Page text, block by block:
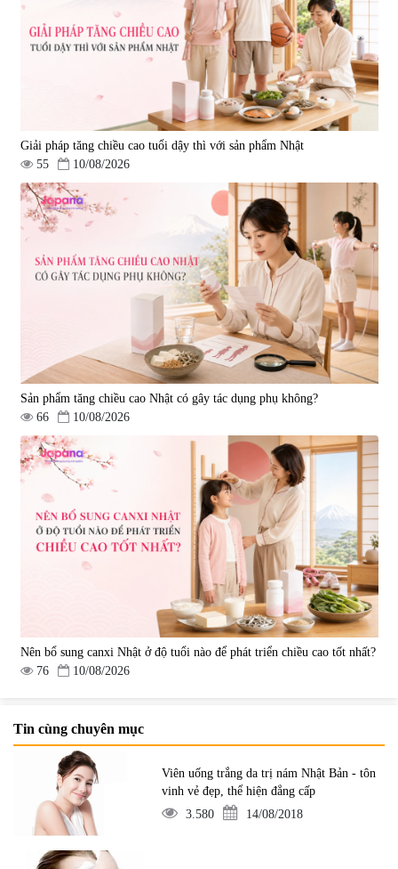
Giải pháp tăng chiều cao tuổi dậy thì với sản phẩm Nhật
55
10/08/2026
Sản phẩm tăng chiều cao Nhật có gây tác dụng phụ không?
66
10/08/2026
Nên bổ sung canxi Nhật ở độ tuổi nào để phát triển chiều cao tốt nhất?
76
10/08/2026
Tin cùng chuyên mục
Viên uống trắng da trị nám Nhật Bản - tôn
vinh vẻ đẹp, thể hiện đẳng cấp
3.580
14/08/2018